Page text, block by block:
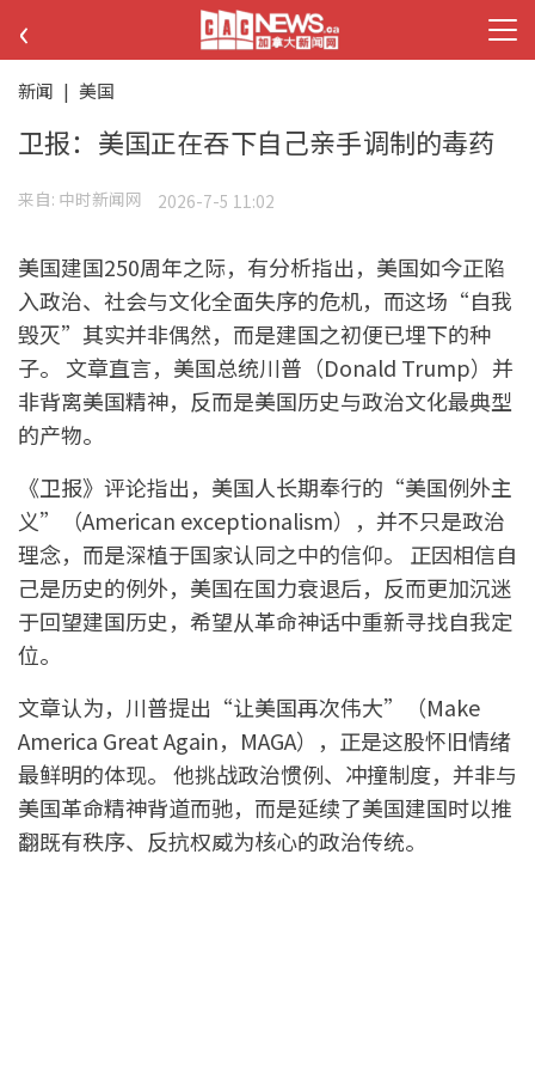
‹
新闻 | 美国
卫报：美国正在吞下自己亲手调制的毒药
来自: 中时新闻网 2026-7-5 11:02
美国建国250周年之际，有分析指出，美国如今正陷
入政治、社会与文化全面失序的危机，而这场“自我
毁灭”其实并非偶然，而是建国之初便已埋下的种
子。 文章直言，美国总统川普（Donald Trump）并
非背离美国精神，反而是美国历史与政治文化最典型
的产物。
《卫报》评论指出，美国人长期奉行的“美国例外主
义”（American exceptionalism），并不只是政治
理念，而是深植于国家认同之中的信仰。 正因相信自
己是历史的例外，美国在国力衰退后，反而更加沉迷
于回望建国历史，希望从革命神话中重新寻找自我定
位。
文章认为，川普提出“让美国再次伟大”（Make
America Great Again，MAGA），正是这股怀旧情绪
最鲜明的体现。 他挑战政治惯例、冲撞制度，并非与
美国革命精神背道而驰，而是延续了美国建国时以推
翻既有秩序、反抗权威为核心的政治传统。